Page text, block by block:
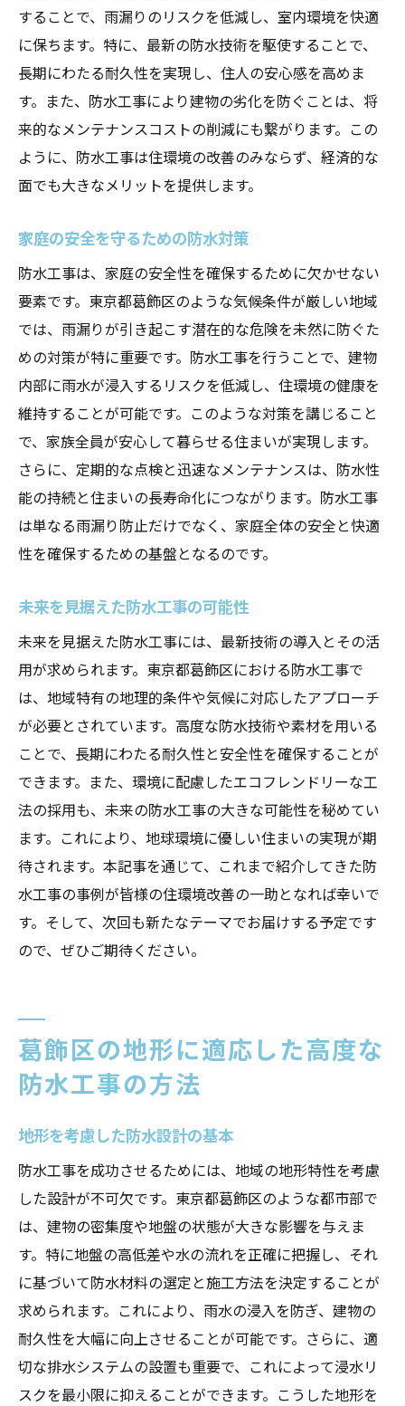
することで、雨漏りのリスクを低減し、室内環境を快適
に保ちます。特に、最新の防水技術を駆使することで、
長期にわたる耐久性を実現し、住人の安心感を高めま
す。また、防水工事により建物の劣化を防ぐことは、将
来的なメンテナンスコストの削減にも繋がります。この
ように、防水工事は住環境の改善のみならず、経済的な
面でも大きなメリットを提供します。
家庭の安全を守るための防水対策
防水工事は、家庭の安全性を確保するために欠かせない
要素です。東京都葛飾区のような気候条件が厳しい地域
では、雨漏りが引き起こす潜在的な危険を未然に防ぐた
めの対策が特に重要です。防水工事を行うことで、建物
内部に雨水が浸入するリスクを低減し、住環境の健康を
維持することが可能です。このような対策を講じること
で、家族全員が安心して暮らせる住まいが実現します。
さらに、定期的な点検と迅速なメンテナンスは、防水性
能の持続と住まいの長寿命化につながります。防水工事
は単なる雨漏り防止だけでなく、家庭全体の安全と快適
性を確保するための基盤となるのです。
未来を見据えた防水工事の可能性
未来を見据えた防水工事には、最新技術の導入とその活
用が求められます。東京都葛飾区における防水工事で
は、地域特有の地理的条件や気候に対応したアプローチ
が必要とされています。高度な防水技術や素材を用いる
ことで、長期にわたる耐久性と安全性を確保することが
できます。また、環境に配慮したエコフレンドリーな工
法の採用も、未来の防水工事の大きな可能性を秘めてい
ます。これにより、地球環境に優しい住まいの実現が期
待されます。本記事を通じて、これまで紹介してきた防
水工事の事例が皆様の住環境改善の一助となれば幸いで
す。そして、次回も新たなテーマでお届けする予定です
ので、ぜひご期待ください。
葛飾区の地形に適応した高度な
防水工事の方法
地形を考慮した防水設計の基本
防水工事を成功させるためには、地域の地形特性を考慮
した設計が不可欠です。東京都葛飾区のような都市部で
は、建物の密集度や地盤の状態が大きな影響を与えま
す。特に地盤の高低差や水の流れを正確に把握し、それ
に基づいて防水材料の選定と施工方法を決定することが
求められます。これにより、雨水の浸入を防ぎ、建物の
耐久性を大幅に向上させることが可能です。さらに、適
切な排水システムの設置も重要で、これによって浸水リ
スクを最小限に抑えることができます。こうした地形を